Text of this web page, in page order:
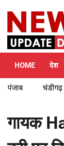
content
HOME देश
पंजाब चंडीगढ़
गायक